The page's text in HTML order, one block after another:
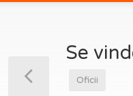
Se
Oficii